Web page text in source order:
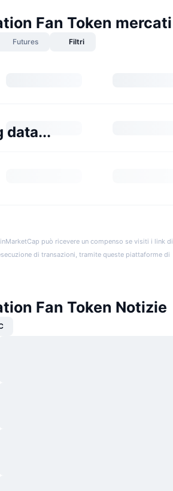
Fan Token mercati
Futures Filtri
data...
può ricevere un compenso se visiti i link di
di transazioni, tramite queste piattaforme di
Fan Token Notizie